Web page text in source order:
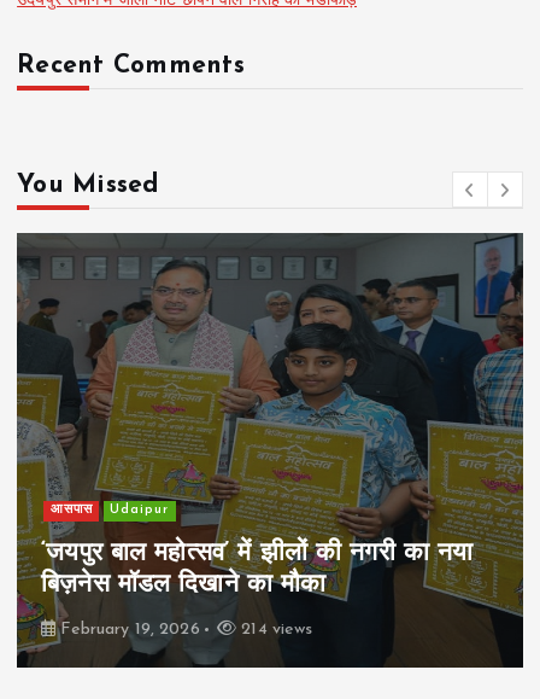
Recent Comments
You Missed
आसपास Udaipur
‘जयपुर बाल महोत्सव’ में झीलों की नगरी का नया
बिज़नेस मॉडल दिखाने का मौका
February 19, 2026 214 views